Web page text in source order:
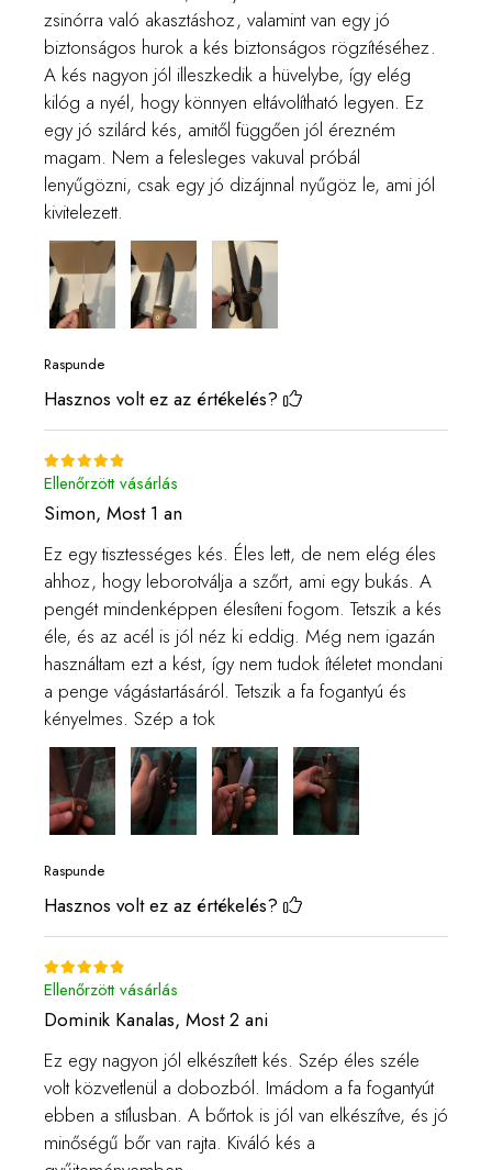
zsinórra való akasztáshoz, valamint van egy jó
biztonságos hurok a kés biztonságos rögzítéséhez.
A kés nagyon jól illeszkedik a hüvelybe, így elég
kilóg a nyél, hogy könnyen eltávolítható legyen. Ez
egy jó szilárd kés, amitől függően jól érezném
magam. Nem a felesleges vakuval próbál
lenyűgözni, csak egy jó dizájnnal nyűgöz le, ami jól
kivitelezett.
Raspunde
Hasznos volt ez az értékelés?
Ellenőrzött vásárlás
Simon, Most 1 an
Ez egy tisztességes kés. Éles lett, de nem elég éles
ahhoz, hogy leborotválja a szőrt, ami egy bukás. A
pengét mindenképpen élesíteni fogom. Tetszik a kés
éle, és az acél is jól néz ki eddig. Még nem igazán
használtam ezt a kést, így nem tudok ítéletet mondani
a penge vágástartásáról. Tetszik a fa fogantyú és
kényelmes. Szép a tok
Raspunde
Hasznos volt ez az értékelés?
Ellenőrzött vásárlás
Dominik Kanalas, Most 2 ani
Ez egy nagyon jól elkészített kés. Szép éles széle
volt közvetlenül a dobozból. Imádom a fa fogantyút
ebben a stílusban. A bőrtok is jól van elkészítve, és jó
minőségű bőr van rajta. Kiváló kés a